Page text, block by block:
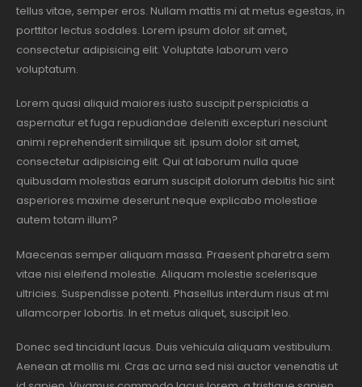
tellus vitae, semper eros. Nullam mattis mi at metus egestas, in
porttitor lectus sodales. Lorem ipsum dolor sit amet,
consectetur adipisicing elit. Voluptate laborum vero
voluptatum.
Lorem quasi aliquid maiores iusto suscipit perspiciatis a
aspernatur et fuga repudiandae deleniti excepturi nesciunt
animi reprehenderit similique sit. ipsum dolor sit amet,
consectetur adipisicing elit. Qui at laborum nulla quae
quibusdam molestias earum suscipit dolorum debitis hic sint
asperiores maxime deserunt neque explicabo molestiae
autem totam illum?
Maecenas semper aliquam massa. Praesent pharetra sem
vitae nisi eleifend molestie. Aliquam molestie scelerisque
ultricies. Suspendisse potenti. Phasellus interdum risus at mi
ullamcorper lobortis. In et metus aliquet, suscipit leo.
Donec sed tincidunt lacus. Duis vehicula aliquam vestibulum.
Aenean at mollis mi. Cras ac urna sed nisi auctor venenatis ut